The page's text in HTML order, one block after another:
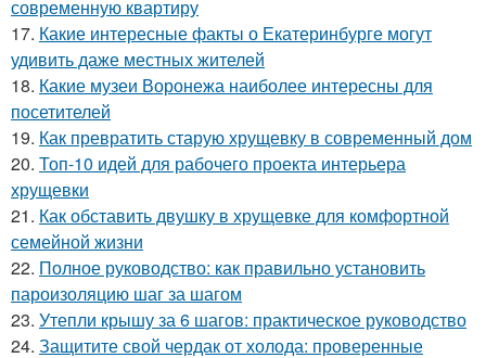
современную квартиру
17. Какие интересные факты о Екатеринбурге могут
удивить даже местных жителей
18. Какие музеи Воронежа наиболее интересны для
посетителей
19. Как превратить старую хрущевку в современный дом
20. Топ-10 идей для рабочего проекта интерьера
хрущевки
21. Как обставить двушку в хрущевке для комфортной
семейной жизни
22. Полное руководство: как правильно установить
пароизоляцию шаг за шагом
23. Утепли крышу за 6 шагов: практическое руководство
24. Защитите свой чердак от холода: проверенные